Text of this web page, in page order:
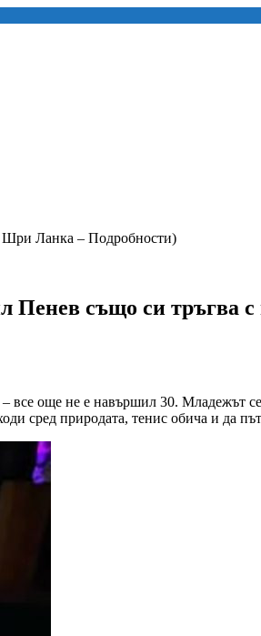
Шри Ланка – Подробности)
Пенев също си
все още не е навършил 30. Младежът
сред природата, тенис обича и да